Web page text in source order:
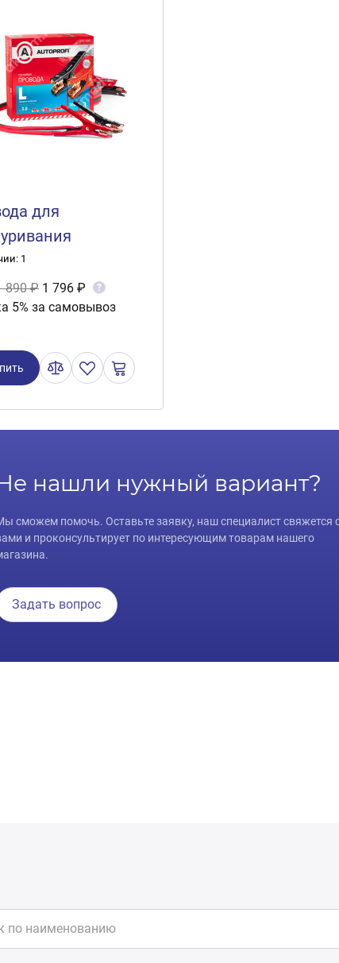
для
медные
3м AP/BC-3000L
1
890 ₽ 1 796 ₽ ?
5% за самовывоз
нашли нужный вариант?
сможем помочь. Оставьте заявку, наш специалист свяжется
и проконсультирует по интересующим товарам нашего
Задать вопрос